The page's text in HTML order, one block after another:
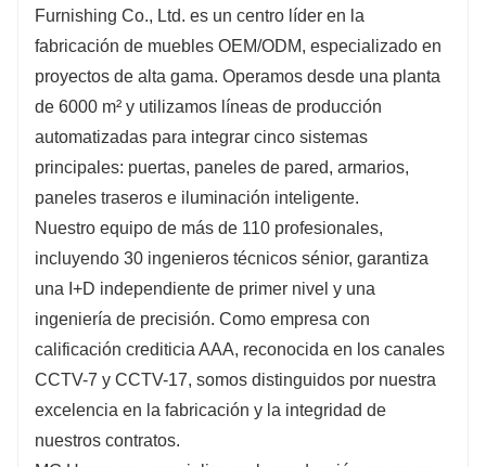
Furnishing Co., Ltd. es un centro líder en la
fabricación de muebles OEM/ODM, especializado en
proyectos de alta gama. Operamos desde una planta
de 6000 m² y utilizamos líneas de producción
automatizadas para integrar cinco sistemas
principales: puertas, paneles de pared, armarios,
paneles traseros e iluminación inteligente.
Nuestro equipo de más de 110 profesionales,
incluyendo 30 ingenieros técnicos sénior, garantiza
una I+D independiente de primer nivel y una
ingeniería de precisión. Como empresa con
calificación crediticia AAA, reconocida en los canales
CCTV-7 y CCTV-17, somos distinguidos por nuestra
excelencia en la fabricación y la integridad de
nuestros contratos.